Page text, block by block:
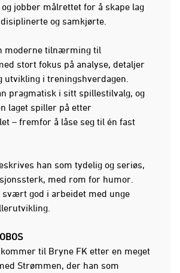
jobber målrettet for å skape lag
og samkjørte.
moderne tilnærming til
stort fokus på analyse, detaljer
utvikling i treningshverdagen.
pragmatisk i sitt spillestilvalg, og
laget spiller på etter
– fremfor å låse seg til én fast
han som tydelig og seriøs,
med rom for humor.
svært god i arbeidet med unge
til Bryne FK etter en meget
Strømmen, der han som